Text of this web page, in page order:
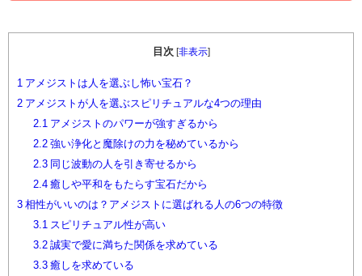
目次 [非表示]
1 アメジストは人を選ぶし怖い宝石？
2 アメジストが人を選ぶスピリチュアルな4つの理由
2.1 アメジストのパワーが強すぎるから
2.2強い浄化と魔除けの力を秘めているから
2.3同じ波動の人を引き寄せるから
2.4癒しや平和をもたらす宝石だから
3 相性がいいのは？アメジストに選ばれる人の6つの特徴
3.1
スピリチュアル性が高い
3.2誠実で愛に満ちた関係を求めている
3.3癒しを求めている